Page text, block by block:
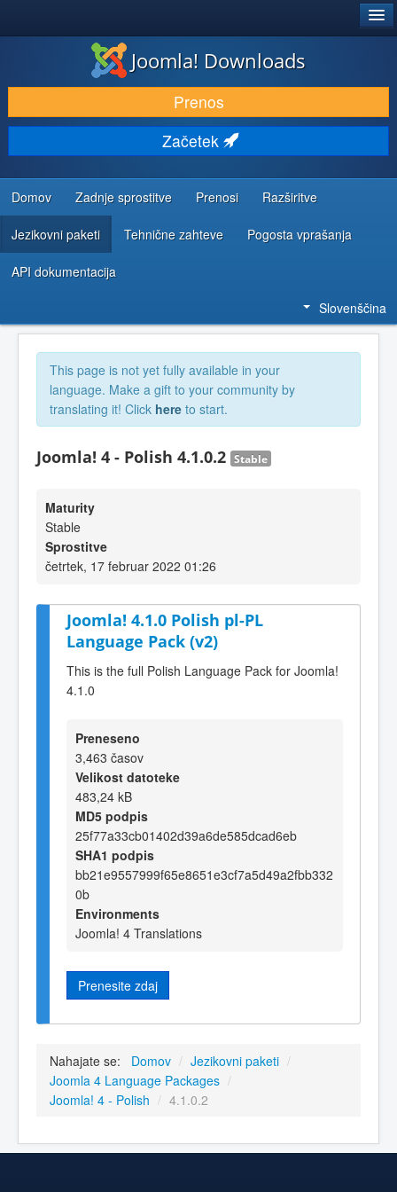
PRENESI IN RAZŠIRI
ODKRIJTE & IZVEJTE
SKUPNOST IN PODPORA
VIRI ZA RAZVIJALCE
Joomla! Downloads
Prenos
Začetek
Domov Zadnje sprostitve Prenosi Razširitve
Jezikovni paketi Tehnične zahteve Pogosta vprašanja
API dokumentacija
Slovenščina
This page is not yet fully available in your
language. Make a gift to your community by
translating it! Click here to start.
Joomla! 4 - Polish 4.1.0.2 Stable
Maturity
Stable
Sprostitve
četrtek, 17 februar 2022 01:26
Joomla! 4.1.0 Polish pl-PL
Language Pack (v2)
This is the full Polish Language Pack for Joomla!
4.1.0
Preneseno
3,463 časov
Velikost datoteke
483,24 kB
MD5 podpis
25f77a33cb01402d39a6de585dcad6eb
SHA1 podpis
bb21e9557999f65e8651e3cf7a5d49a2fbb332
0b
Environments
Joomla! 4 Translations
Prenesite zdaj
Nahajate se: Domov / Jezikovni paketi /
Joomla 4 Language Packages /
Joomla! 4 - Polish / 4.1.0.2